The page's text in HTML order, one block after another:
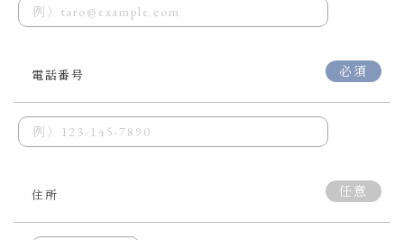
電話番号 必須
住所 任意